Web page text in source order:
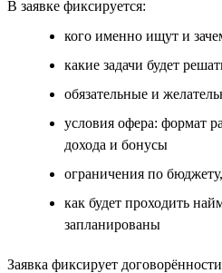
В заявке фиксируется:
кого именно ищут и
какие задачи будет
обязательные и
условия офера: формат
дохода и бонусы
ограничения по
как будет проходить
запланированы
Заявка фиксирует